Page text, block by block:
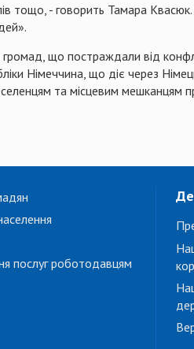
тощо, - говорить Тамара
що постраждали від
Німеччина, що діє через
та місцевим
послуг роботодавцям